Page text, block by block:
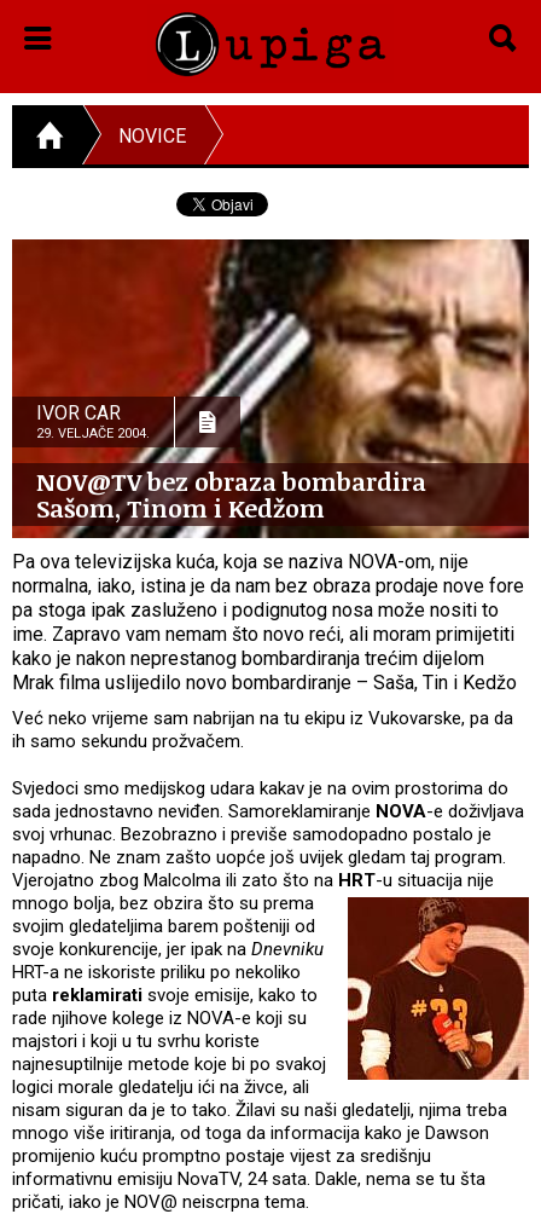
NOVICE
IVOR CAR
29. VELJAČE 2004.
NOV@TV bez obraza bombardira
Sašom, Tinom i Kedžom
Pa ova televizijska kuća, koja se naziva NOVA-om, nije
normalna, iako, istina je da nam bez obraza prodaje nove fore
pa stoga ipak zasluženo i podignutog nosa može nositi to
ime. Zapravo vam nemam što novo reći, ali moram primijetiti
kako je nakon neprestanog bombardiranja trećim dijelom
Mrak filma uslijedilo novo bombardiranje – Saša, Tin i Kedžo
Već neko vrijeme sam nabrijan na tu ekipu iz Vukovarske, pa da
ih samo sekundu prožvačem.
Svjedoci smo medijskog udara kakav je na ovim prostorima do
sada jednostavno neviđen. Samoreklamiranje NOVA-e doživljava
svoj vrhunac. Bezobrazno i previše samodopadno postalo je
napadno. Ne znam zašto uopće još uvijek gledam taj program.
Vjerojatno zbog Malcolma ili zato što na HRT-u situacija nije
mnogo bolja, bez obzira što su prema
svojim gledateljima barem pošteniji od
svoje konkurencije, jer ipak na Dnevniku
HRT-a ne iskoriste priliku po nekoliko
puta reklamirati svoje emisije, kako to
rade njihove kolege iz NOVA-e koji su
majstori i koji u tu svrhu koriste
najnesuptilnije metode koje bi po svakoj
logici morale gledatelju ići na živce, ali
nisam siguran da je to tako. Žilavi su naši gledatelji, njima treba
mnogo više iritiranja, od toga da informacija kako je Dawson
promijenio kuću promptno postaje vijest za središnju
informativnu emisiju NovaTV, 24 sata. Dakle, nema se tu šta
pričati, iako je NOV@ neiscrpna tema.